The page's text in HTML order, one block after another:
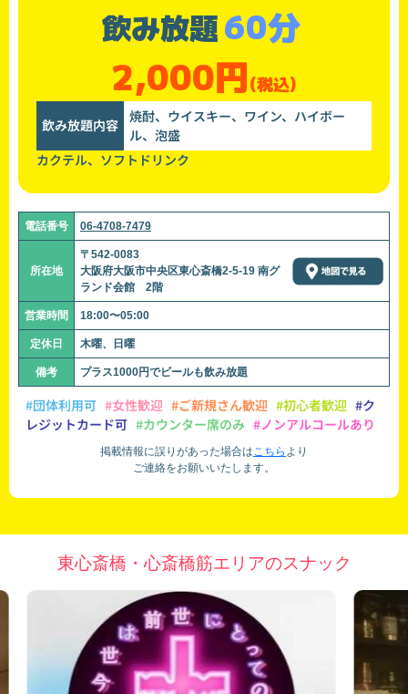
飲み放題60分
2,000円(税込)
飲み放題内容 焼酎、ウイスキー、ワイン、ハイボー
ル、泡盛
カクテル、ソフトドリンク
電話番号 06-4708-7479
所在地
〒542-0083
大阪府大阪市中央区東心斎橋2-5-19 南グ
ランド会館 2階
営業時間 18:00〜05:00
定休日 木曜、日曜
備考 プラス1000円でビールも飲み放題
#団体利用可 #女性歓迎 #ご新規さん歓迎 #初心者歓迎 #ク
レジットカード可 #カウンター席のみ #ノンアルコールあり
掲載情報に誤りがあった場合はこちら より
ご連絡をお願いいたします。
東心斎橋・心斎橋筋エリアのスナック